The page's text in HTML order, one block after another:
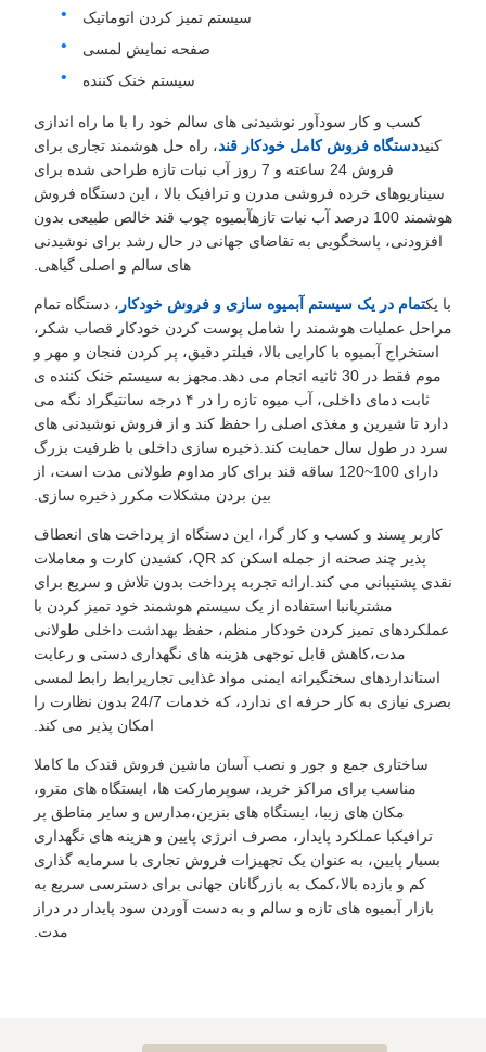
سیستم تمیز کردن اتوماتیک
صفحه نمایش لمسی
سیستم خنک کننده
کسب و کار سودآور نوشیدنی های سالم خود را با ما راه اندازی
کنیددستگاه فروش کامل خودکار قند، راه حل هوشمند تجاری برای
فروش 24 ساعته و 7 روز آب نبات تازه طراحی شده برای
سیناریوهای خرده فروشی مدرن و ترافیک بالا ، این دستگاه فروش
هوشمند 100 درصد آب نبات تازهآبمیوه چوب قند خالص طبیعی بدون
افزودنی، پاسخگویی به تقاضای جهانی در حال رشد برای نوشیدنی
های سالم و اصلی گیاهی.
با یکتمام در یک سیستم آبمیوه سازی و فروش خودکار ، دستگاه تمام
مراحل عملیات هوشمند را شامل پوست کردن خودکار قصاب شکر،
استخراج آبمیوه با کارایی بالا، فیلتر دقیق، پر کردن فنجان و مهر و
موم فقط در 30 ثانیه انجام می دهد.مجهز به سیستم خنک کننده ی
ثابت دمای داخلی، آب میوه تازه را در ۴ درجه سانتیگراد نگه می
دارد تا شیرین و مغذی اصلی را حفظ کند و از فروش نوشیدنی های
سرد در طول سال حمایت کند.ذخیره سازی داخلی با ظرفیت بزرگ
دارای 100~120 ساقه قند برای کار مداوم طولانی مدت است، از
بین بردن مشکلات مکرر ذخیره سازی.
کاربر پسند و کسب و کار گرا، این دستگاه از پرداخت های انعطاف
پذیر چند صحنه از جمله اسکن کد QR، کشیدن کارت و معاملات
نقدی پشتیبانی می کند.ارائه تجربه پرداخت بدون تلاش و سریع برای
مشتریانبا استفاده از یک سیستم هوشمند خود تمیز کردن با
عملکردهای تمیز کردن خودکار منظم، حفظ بهداشت داخلی طولانی
مدت،کاهش قابل توجهی هزینه های نگهداری دستی و رعایت
استانداردهای سختگیرانه ایمنی مواد غذایی تجاریرابط رابط لمسی
بصری نیازی به کار حرفه ای ندارد، که خدمات 24/7 بدون نظارت را
امکان پذیر می کند.
ساختاری جمع و جور و نصب آسان ماشین فروش قندک ما کاملا
مناسب برای مراکز خرید، سوپرمارکت ها، ایستگاه های مترو،
مکان های زیبا، ایستگاه های بنزین،مدارس و سایر مناطق پر
ترافیکبا عملکرد پایدار، مصرف انرژی پایین و هزینه های نگهداری
بسیار پایین، به عنوان یک تجهیزات فروش تجاری با سرمایه گذاری
کم و بازده بالا،کمک به بازرگانان جهانی برای دسترسی سریع به
بازار آبمیوه های تازه و سالم و به دست آوردن سود پایدار در دراز
مدت.